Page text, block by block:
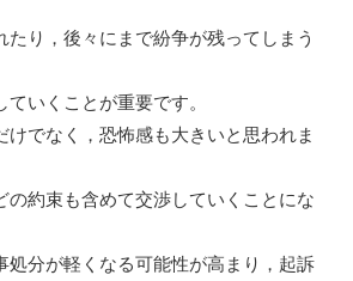
り，後々にまで紛争が残ってしまう
いくことが重要です。
けでなく，恐怖感も大きいと思われま
の約束も含めて交渉していくことにな
処分が軽くなる可能性が高まり，起訴